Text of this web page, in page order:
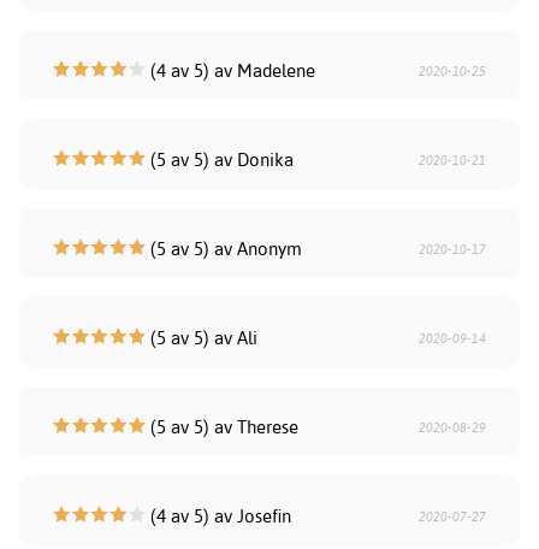
(4 av 5) av Madelene 2020-10-25
(5 av 5) av Donika 2020-10-21
(5 av 5) av Anonym 2020-10-17
(5 av 5) av Ali 2020-09-14
(5 av 5) av Therese 2020-08-29
(4 av 5) av Josefin 2020-07-27